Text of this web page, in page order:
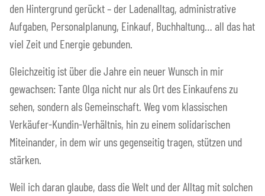
den Hintergrund gerückt – der Ladenalltag, administrative
Aufgaben, Personalplanung, Einkauf, Buchhaltung… all das hat
viel Zeit und Energie gebunden.
Gleichzeitig ist über die Jahre ein neuer Wunsch in mir
gewachsen: Tante Olga nicht nur als Ort des Einkaufens zu
sehen, sondern als Gemeinschaft. Weg vom klassischen
Verkäufer-Kundin-Verhältnis, hin zu einem solidarischen
Miteinander, in dem wir uns gegenseitig tragen, stützen und
stärken.
Weil ich daran glaube, dass die Welt und der Alltag mit solchen